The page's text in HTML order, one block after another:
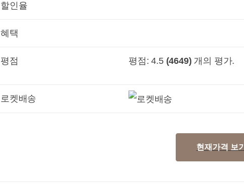
할인율
혜택
평점 평점:4.5 (4649) 개의 평가.
로켓배송
현재가격 보기